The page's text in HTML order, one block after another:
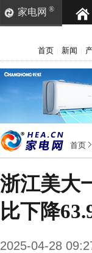
家电网 ®
首页 新闻
首页
浙江美大
比下降
2025-04-28